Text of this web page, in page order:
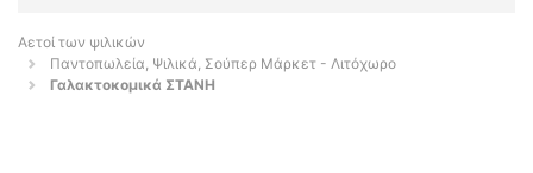
Αετοί των ψιλικών
Παντοπωλεία, Ψιλικά, Σούπερ Μάρκετ - Λιτόχωρο
Γαλακτοκομικά ΣΤΑΝΗ